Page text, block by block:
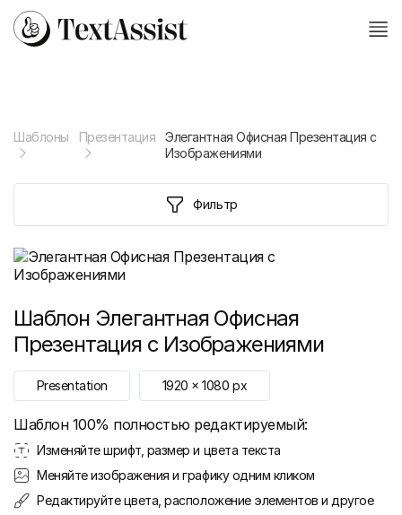
Шаблоны Презентация
Элегантная Офисная Презентация с
Изображениями
Фильтр
Шаблон Элегантная Офисная
Презентация с Изображениями
Presentation 1920 x1080 px
Шаблон 100% полностью редактируемый:
Изменяйте шрифт, размер и цвета текста
Меняйте изображения и графику одним кликом
Редактируйте цвета, расположение элементов и другое